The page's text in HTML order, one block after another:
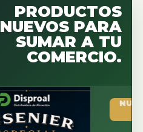
PRODUCTOS
NUEVOS PARA
SUMAR A TU
COMERCIO.
NUEVO